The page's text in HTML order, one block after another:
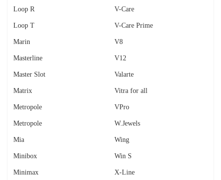
Loop R
Loop T
Marin
Masterline
Master Slot
Matrix
Metropole
Metropole
Mia
Minibox
Minimax
V-Care
V-Care Prime
V8
V12
Valarte
Vitra for all
VPro
W.Jewels
Wing
Win S
X-Line